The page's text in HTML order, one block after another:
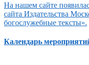
На нашем сайте
сайта Издательства
богослужебные тексты».
Календарь